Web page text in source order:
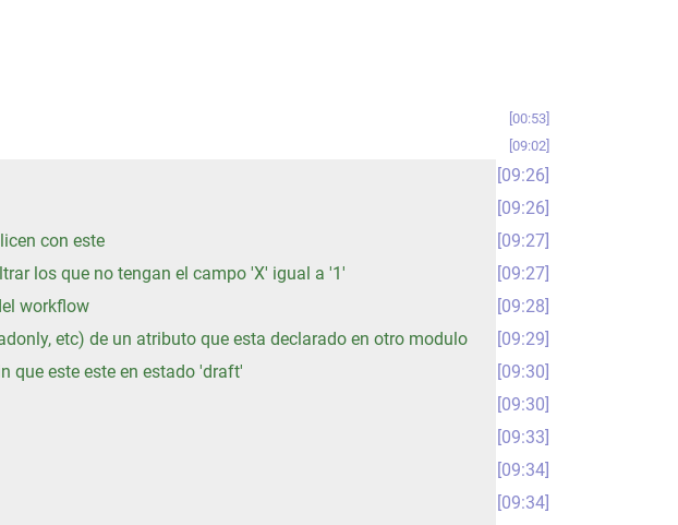
00:53
09:02
09:26
09:26
con este
09:27
los que no tengan el campo 'X' igual a '1'
09:27
workflow
09:28
etc) de un atributo que esta declarado en otro modulo
09:29
que este este en estado 'draft'
09:30
09:30
09:33
09:34
09:34